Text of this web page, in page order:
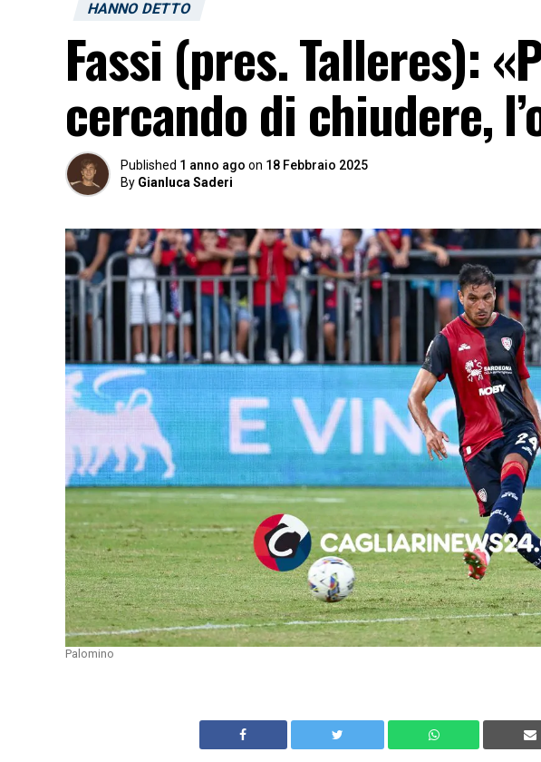
HANNO DETTO
Fassi (pres. Talleres):
cercando di chiudere,
Published 1 anno ago on 18 Febbraio 2025
By Gianluca Saderi
Palomino